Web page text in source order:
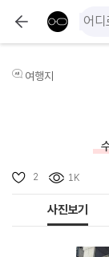
여행지
2 1K
사진보기